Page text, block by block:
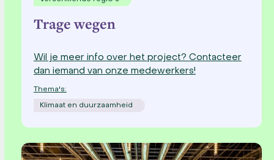
Trage wegen
Wil je meer info over het project? Contacteer
dan iemand van onze medewerkers!
Thema's:
Klimaat en duurzaamheid